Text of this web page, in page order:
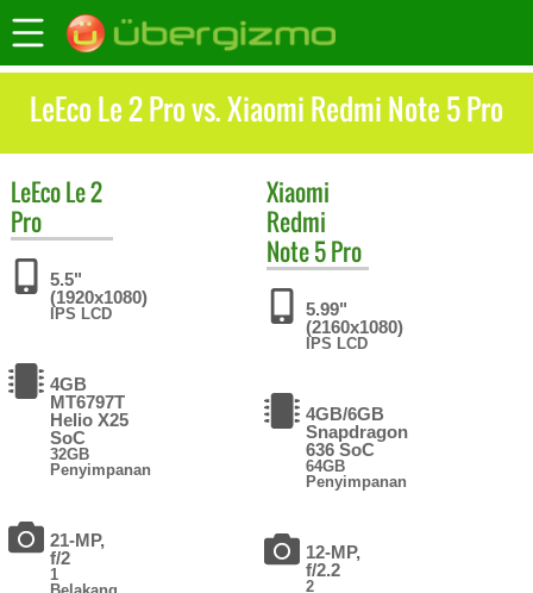
LeEco Le 2 Pro vs. Xiaomi Redmi Note 5 Pro
LeEcoLe 2
Pro
5.5"
(1920x1080)
IPS LCD
4GB
MT6797T
Helio X25
SoC
32GB
Penyimpanan
21-MP,
f/2
1
Xiaomi
Redmi
Note 5 Pro
5.99"
(2160x1080)
IPS LCD
4GB/6GB
Snapdragon
636 SoC
64GB
Penyimpanan
12-MP,
f/2.2
2